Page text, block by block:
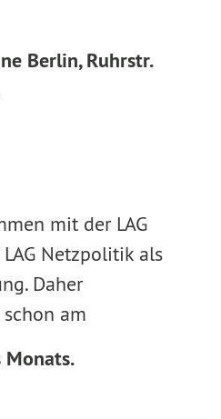
Berlin, Ruhrstr.
mit der LAG
Netzpolitik als
Daher
am